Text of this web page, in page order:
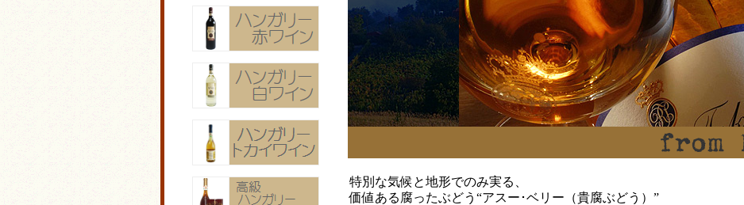
特別な気候と地形でのみ実る、
価値ある腐ったぶどう“アスー･ベリー（貴腐ぶどう）”